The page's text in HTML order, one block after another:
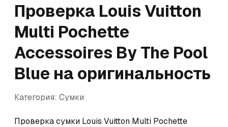
Проверка Louis Vuitton
Multi Pochette
Accessoires By The Pool
Blue на оригинальность
Категория: Сумки
Проверка сумки Louis Vuitton Multi Pochette